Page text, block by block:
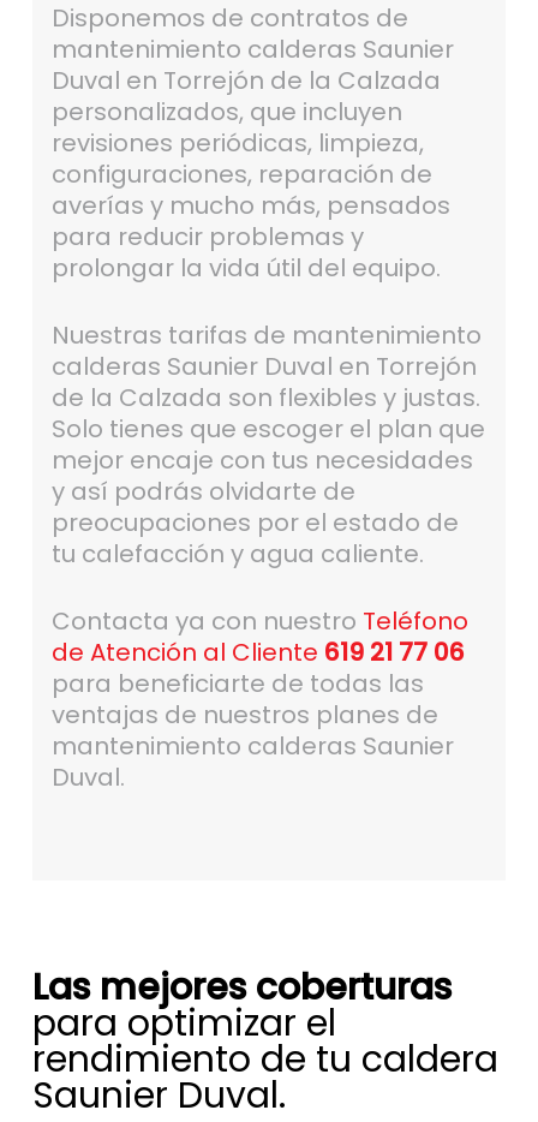
Disponemos de contratos de
mantenimiento calderas Saunier
Duval en Torrejón de la Calzada
personalizados, que incluyen
revisiones periódicas, limpieza,
configuraciones, reparación de
averías y mucho más, pensados
para reducir problemas y
prolongar la vida útil del equipo.
Nuestras tarifas de mantenimiento
calderas Saunier Duval en Torrejón
de la Calzada son flexibles y justas.
Solo tienes que escoger el plan que
mejor encaje con tus necesidades
y así podrás olvidarte de
preocupaciones por el estado de
tu calefacción y agua caliente.
Contacta ya con nuestro Teléfono
de Atención al Cliente 619 21 77 06
para beneficiarte de todas las
ventajas de nuestros planes de
mantenimiento calderas Saunier
Duval.
Las mejores coberturas
para optimizar el
rendimiento de tu caldera
Saunier Duval.